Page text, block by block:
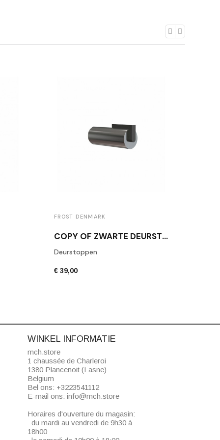
FROST DENMARK
COPY OF ZWARTE DEURSTOP FROST N1931B
Deurstoppen
€ 39,00
WINKEL INFORMATIE
mch.store
1 chaussée de Charleroi
1380 Plancenoit (Lasne)
Belgium
Bel ons: +3223541112
E-mail ons: info@mch.store
Horaires d'ouverture du magasin:
du mardi au vendredi de 9h30 à
18h00